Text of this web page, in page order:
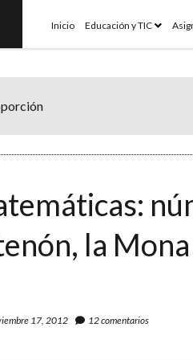
Inicio Educación y TIC open
la
17, 2012 12 comentarios